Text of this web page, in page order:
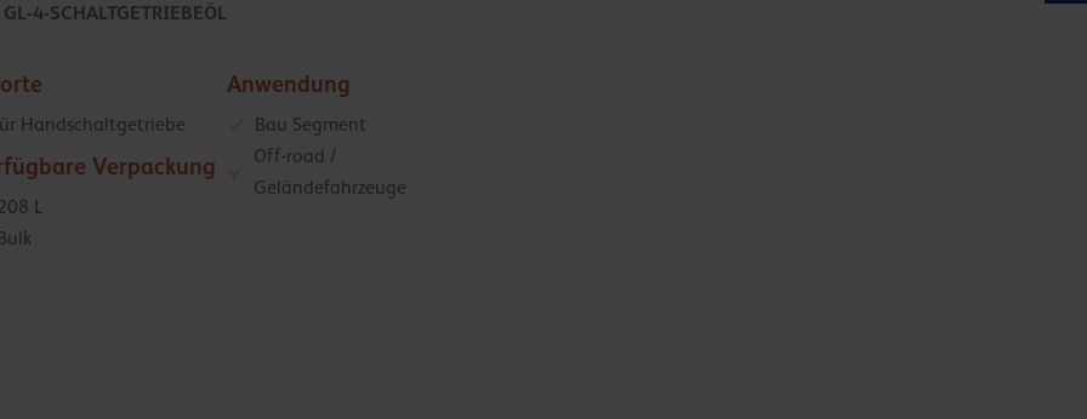
4-SCHALTGETRIEBEÖL
Handschaltgetriebe
Verpackung
L
Bulk
Anwendung
Bau Segment
Off-road /
Geländefahrzeuge